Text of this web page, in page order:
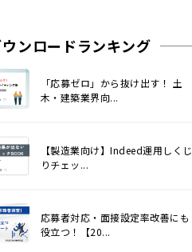
ンロードランキング
「応募ゼロ」から抜け出す！ 土
木・建築業界向...
【製造業向け】Indeed運用しくじ
りチェッ...
応募者対応・面接設定率改善にも
役立つ！【20...